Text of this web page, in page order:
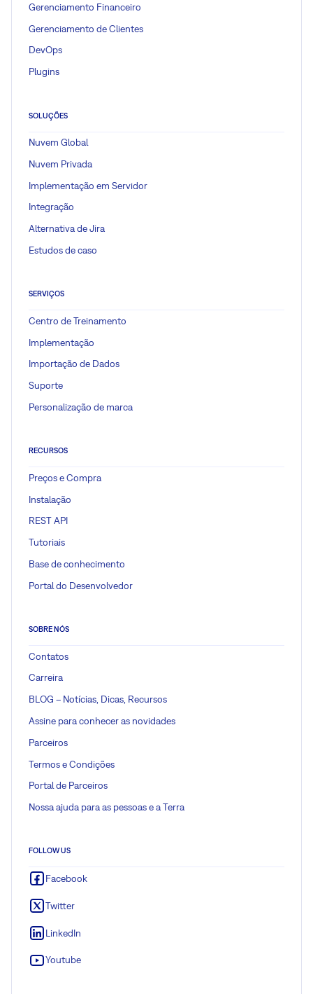
Gerenciamento Financeiro
Gerenciamento de Clientes
DevOps
Plugins
SOLUÇÕES
Nuvem Global
Nuvem Privada
Implementação em Servidor
Integração
Alternativa de Jira
Estudos de caso
SERVIÇOS
Centro de Treinamento
Implementação
Importação de Dados
Suporte
Personalização de marca
RECURSOS
Preços e Compra
Instalação
REST API
Tutoriais
Base de conhecimento
Portal do Desenvolvedor
SOBRE NÓS
Contatos
Carreira
BLOG – Notícias, Dicas, Recursos
Assine para conhecer as novidades
Parceiros
Termos e Condições
Portal de Parceiros
Nossa ajuda para as pessoas e a Terra
FOLLOW US
Facebook
Twitter
LinkedIn
Youtube